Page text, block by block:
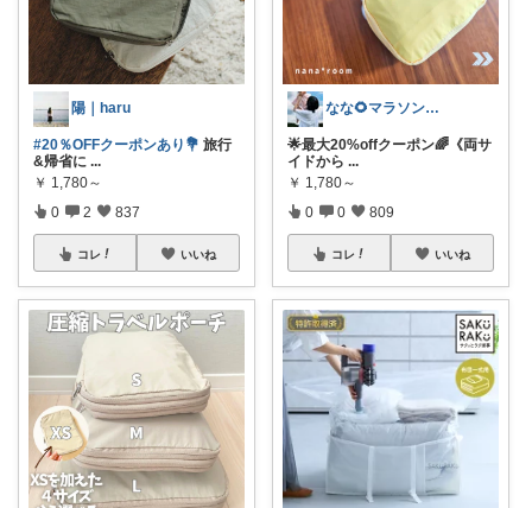
陽｜haru
#20％OFFクーポンあり💐 旅行
&帰省に ...
￥ 1,780～
0 2 837
コレ いいね
なな🌻マラソンまとめコレ作成中✨️
🌟最大20%offクーポン🌈《両サ
イドから ...
￥ 1,780～
0 0 809
コレ いいね